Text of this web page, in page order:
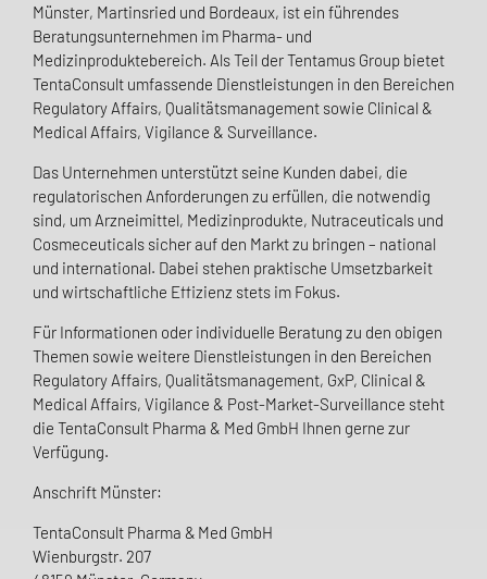
Münster, Martinsried und Bordeaux, ist ein führendes
Beratungsunternehmen im Pharma- und
Medizinproduktebereich. Als Teil der Tentamus Group bietet
TentaConsult umfassende Dienstleistungen in den Bereichen
Regulatory Affairs, Qualitätsmanagement sowie Clinical &
Medical Affairs, Vigilance & Surveillance.
Das Unternehmen unterstützt seine Kunden dabei, die
regulatorischen Anforderungen zu erfüllen, die notwendig
sind, um Arzneimittel, Medizinprodukte, Nutraceuticals und
Cosmeceuticals sicher auf den Markt zu bringen – national
und international. Dabei stehen praktische Umsetzbarkeit
und wirtschaftliche Effizienz stets im Fokus.
Für Informationen oder individuelle Beratung zu den obigen
Themen sowie weitere Dienstleistungen in den Bereichen
Regulatory Affairs, Qualitätsmanagement, GxP, Clinical &
Medical Affairs, Vigilance & Post-Market-Surveillance steht
die TentaConsult Pharma & Med GmbH Ihnen gerne zur
Verfügung.
Anschrift Münster:
TentaConsult Pharma & Med GmbH
Wienburgstr. 207